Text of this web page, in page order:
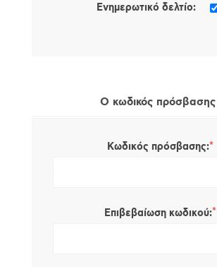
Ενημερωτικό δελτίο:
Ο κωδικός πρόσβασης
Κωδικός πρόσβασης:*
Επιβεβαίωση κωδικού:*